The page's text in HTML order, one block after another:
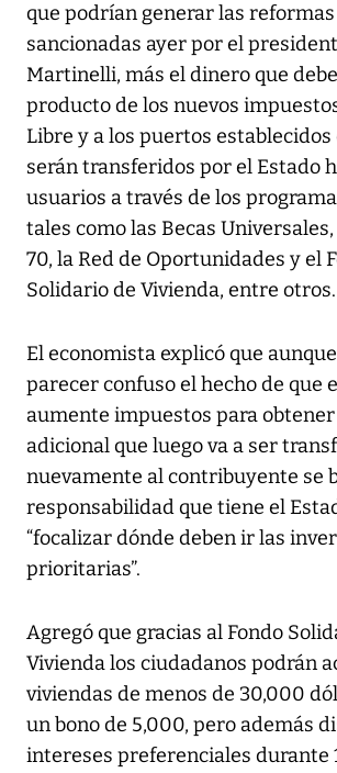
que podrían generar las
sancionadas ayer por el
Martinelli, más el dinero que
producto de los nuevos
Libre y a los puertos establecidos
serán transferidos por el Estado
usuarios a través de los
tales como las Becas Universales,
70, la Red de Oportunidades y el
Solidario de Vivienda, entre otros.
El economista explicó que
parecer confuso el hecho de que
aumente impuestos para
adicional que luego va a ser
nuevamente al contribuyente se
responsabilidad que tiene el
“focalizar dónde deben ir las
prioritarias”.
Agregó que gracias al Fondo
Vivienda los ciudadanos podrán
viviendas de menos de 30,000
un bono de 5,000, pero además
intereses preferenciales durante